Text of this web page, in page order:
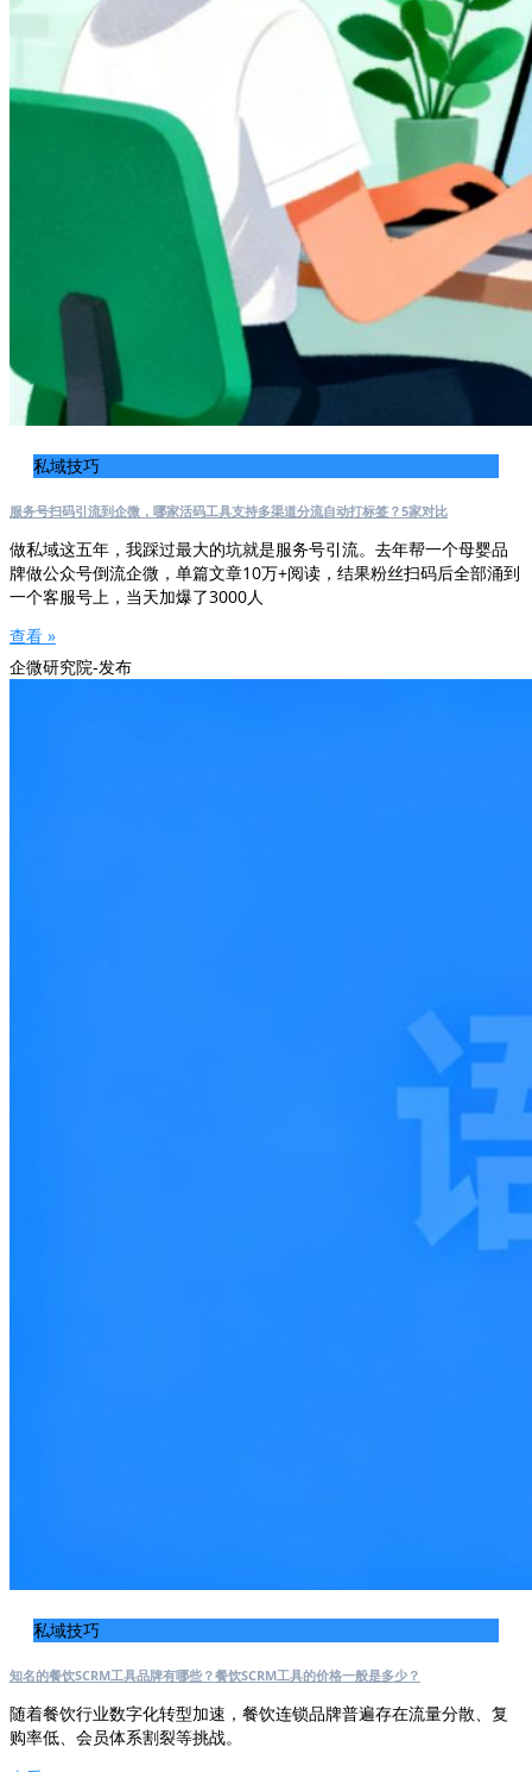
私域技巧
服务号扫码引流到企微，哪家活码工具支持多渠道分流自动打标签？5家对比
做私域这五年，我踩过最大的坑就是服务号引流。去年帮一个母婴品
牌做公众号倒流企微，单篇文章10万+阅读，结果粉丝扫码后全部涌到
一个客服号上，当天加爆了3000人
查看 »
企微研究院-发布
私域技巧
知名的餐饮SCRM工具品牌有哪些？餐饮SCRM工具的价格一般是多少？
随着餐饮行业数字化转型加速，餐饮连锁品牌普遍存在流量分散、复
购率低、会员体系割裂等挑战。